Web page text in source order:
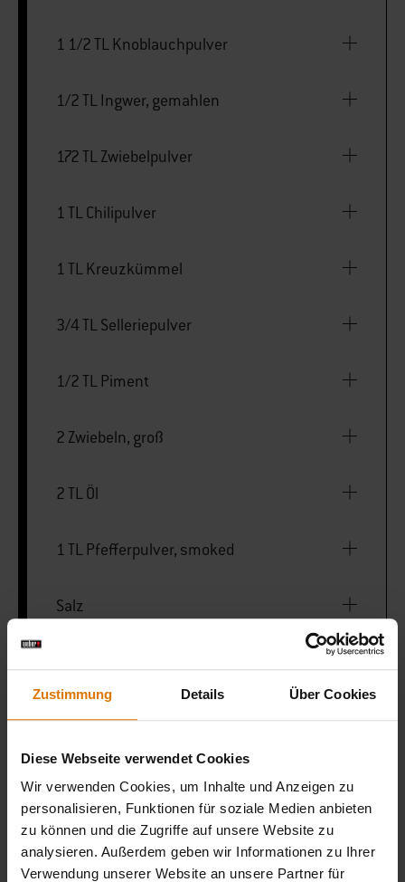
Zustimmung Details Über Cookies
Diese Webseite verwendet Cookies
Wir verwenden Cookies, um Inhalte und Anzeigen zu
personalisieren, Funktionen für soziale Medien anbieten
zu können und die Zugriffe auf unsere Website zu
analysieren. Außerdem geben wir Informationen zu Ihrer
Verwendung unserer Website an unsere Partner für
1 1/2 TL Knoblauchpulver
1/2 TL Ingwer, gemahlen
172 TL Zwiebelpulver
1 TL Chilipulver
1 TL Kreuzkümmel
3/4 TL Selleriepulver
1/2 TL Piment
2 Zwiebeln, groß
2 TL Öl
1 TL Pfefferpulver, smoked
Salz
5 TL Balsamico-Essig
WEBER CRAFTED Wok & Dampfgarer
2-in-1 Dutch Oven